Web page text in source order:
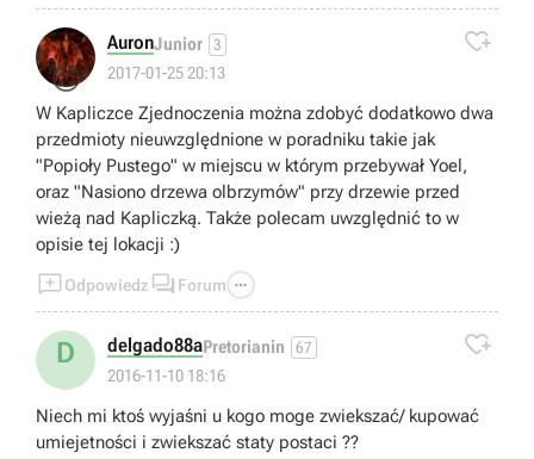
😉
AuronJunior 3
2017-01-25 20:13

W Kapliczce Zjednoczenia można zdobyć dodatkowo dwa
przedmioty nieuwzględnione w poradniku takie jak
"Popioły Pustego" w miejscu w którym przebywał Yoel,
oraz "Nasiono drzewa olbrzymów" przy drzewie przed
wieżą nad Kapliczką. Także polecam uwzględnić to w
opisie tej lokacji :)
Odpowiedz  Forum 
D delgado88aPretorianin 67
2016-11-10 18:16

Niech mi ktoś wyjaśni u kogo moge zwiekszać/ kupować
umiejetności i zwiekszać staty postaci ??